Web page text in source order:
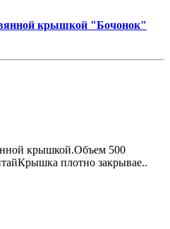
крышкой "Бочонок"
крышкой.Объем 500
плотно закрывае..